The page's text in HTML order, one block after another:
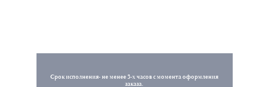
Срок исполнения- не менее 3-х часов с момента оформления
заказа.